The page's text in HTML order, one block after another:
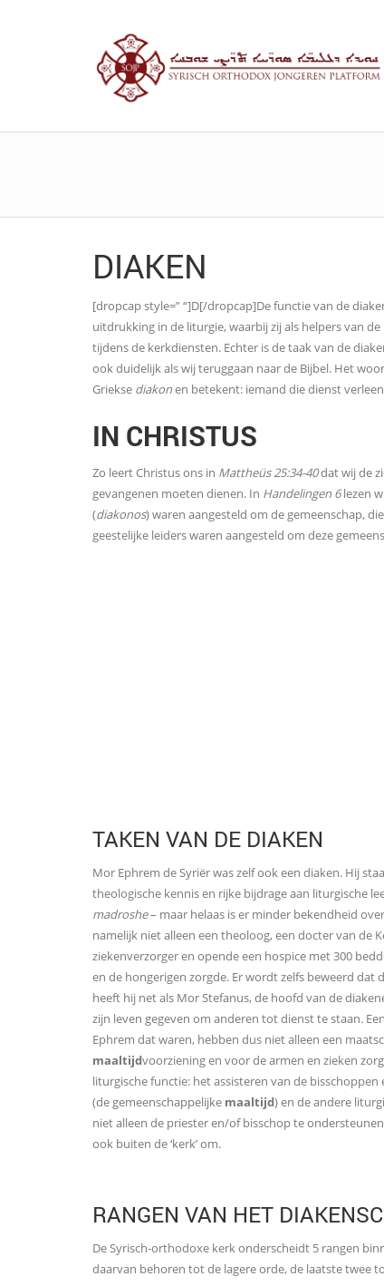
DIAKEN
[dropcap style=” “]D[/dropcap]De functie van de
uitdrukking in de liturgie, waarbij zij als helpers van
tijdens de kerkdiensten. Echter is de taak van de
ook duidelijk als wij teruggaan naar de Bijbel. Het
Griekse diakonen betekent: iemand die dienst
IN CHRISTUS
Zo leert Christus ons in Mattheüs 25:34-40dat wij de
gevangenen moeten dienen. In Handelingen 6lezen
(diakonos) waren aangesteld om de gemeenschap,
geestelijke leiders waren aangesteld om deze
TAKEN VAN DE DIAKEN
Mor Ephrem de Syriër was zelf ook een diaken. Hij
theologische kennis en rijke bijdrage aan liturgische
madroshe– maar helaas is er minder bekendheid
namelijk niet alleen een theoloog, een docter van de
ziekenverzorger en opende een hospice met 300
en de hongerigen zorgde. Er wordt zelfs beweerd
heeft hij net als Mor Stefanus, de hoofd van de
zijn leven gegeven om anderen tot dienst te staan.
Ephrem dat waren, hebben dus niet alleen een
maaltijdvoorziening en voor de armen en zieken
liturgische functie: het assisteren van de
(de gemeenschappelijke maaltijd) en de andere
niet alleen de priester en/of bisschop te
ook buiten de ‘kerk’ om.
RANGEN VAN HET
De Syrisch-orthodoxe kerk onderscheidt 5 rangen
daarvan behoren tot de lagere orde, de laatste twee